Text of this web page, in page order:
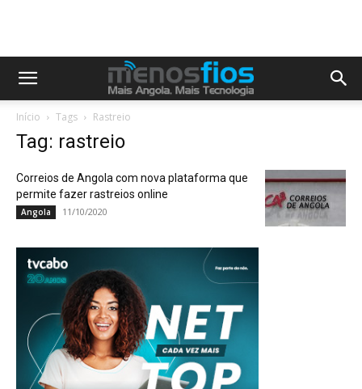
Início Tags Rastreio
Tag: rastreio
Correios de Angola com nova plataforma que
permite fazer rastreios online
Angola 11/10/2020